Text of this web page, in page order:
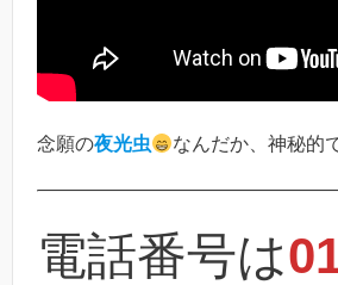
念願の夜光虫 なんだか、神秘的
電話番号は